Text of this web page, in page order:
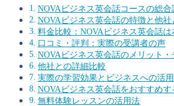
NOVAビジネス英会話コースの総合
NOVAビジネス英会話の特徴と他社
料金比較：NOVAビジネス英会話は
口コミ・評判：実際の受講者の声
NOVAビジネス英会話のメリット・
他社との詳細比較
実際の学習効果とビジネスへの活用
NOVAビジネス英会話をおすすめす
無料体験レッスンの活用法